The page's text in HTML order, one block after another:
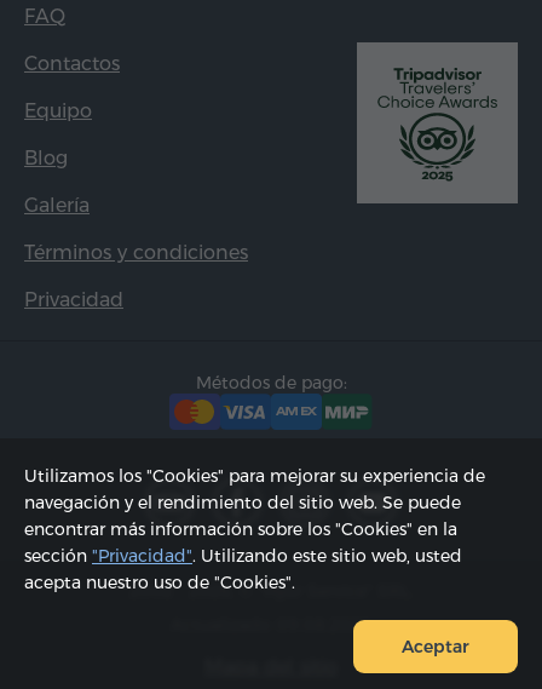
FAQ
Contactos
Equipo
Blog
Galería
Términos y condiciones
Privacidad
Métodos de pago:
2002 - 2026, © "Hyur Service" SRL;
Actualizado 09.08.2026
Utilizamos los "Cookies" para mejorar su experiencia de
navegación y el rendimiento del sitio web. Se puede
encontrar más información sobre los "Cookies" en la
sección "Privacidad". Utilizando este sitio web, usted
acepta nuestro uso de "Cookies".
Aceptar